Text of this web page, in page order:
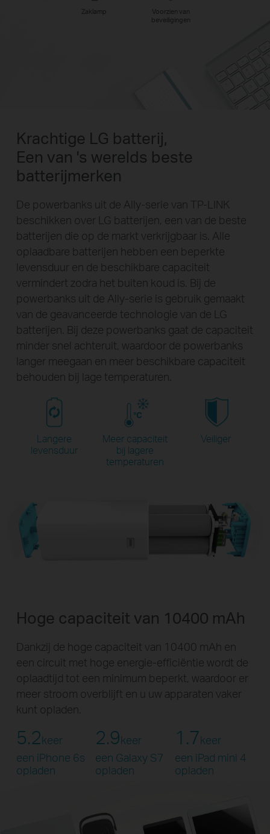
Zaklamp
Voorzien van
beveiligingen
Krachtige LG batterij,
Een van 's werelds beste
batterijmerken
De powerbanks uit de Ally-serie van TP-LINK
beschikken over LG batterijen, een van de beste
batterijen die op de markt verkrijgbaar is. Alle
oplaadbare batterijen hebben een beperkte
levensduur en de beschikbare capaciteit
vermindert zodra het buiten koud is. Bij de
powerbanks uit de Ally-serie is gebruik gemaakt
van de geavanceerde technologie van de LG
batterijen. Bij deze powerbanks gaat de capaciteit
minder snel achteruit, waardoor de powerbanks
langer meegaan en meer beschikbare capaciteit
behouden bij lage temperaturen.
Langere
levensduur
Meer capaciteit
bij lagere
temperaturen
Veiliger
Hoge capaciteit van 10400 mAh
Dankzij de hoge capaciteit van 10400 mAh en
een circuit met hoge energie-efficiëntie wordt de
oplaadtijd tot een minimum beperkt, waardoor er
meer stroom overblijft en u uw apparaten vaker
kunt opladen.
5.2keer
een iPhone 6s
opladen
2.9keer
een Galaxy S7
opladen
1.7keer
een iPad mini 4
opladen